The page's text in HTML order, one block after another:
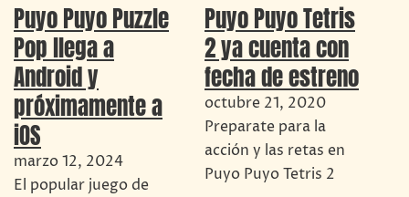
Puyo Puyo Puzzle
Pop llega a
Android y
próximamente a
iOS
marzo 12, 2024
El popular juego de
Puyo Puyo Tetris
2 ya cuenta con
fecha de estreno
octubre 21, 2020
Preparate para la
acción y las retas en
Puyo Puyo Tetris 2